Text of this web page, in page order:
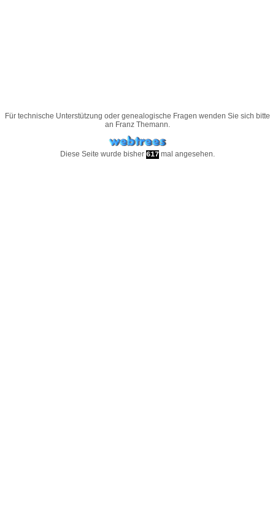
Für technische Unterstützung oder genealogische Fragen wenden Sie sich bitte
an Franz Themann.
Diese Seite wurde bisher 617 mal angesehen.